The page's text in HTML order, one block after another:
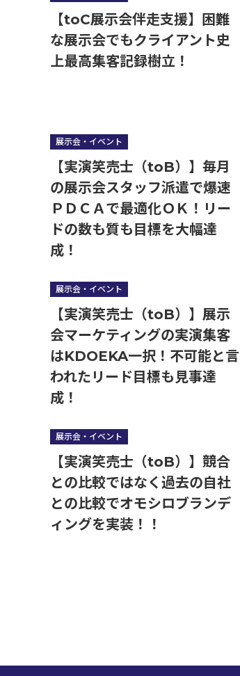
【toC展示会伴走支援】困難
な展示会でもクライアント史
上最高集客記録樹立！
展示会・イベント
【実演笑売士（toB）】毎月
の展示会スタッフ派遣で爆速
ＰＤＣＡで最適化ＯＫ！リー
ドの数も質も目標を大幅達
成！
展示会・イベント
【実演笑売士（toB）】展示
会マーケティングの実演集客
はKDOEKA一択！不可能と言
われたリード目標も見事達
成！
展示会・イベント
【実演笑売士（toB）】競合
との比較ではなく過去の自社
との比較でオモシロブランデ
ィングを実装！！